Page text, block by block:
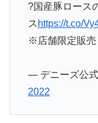
?国産豚ロース
ス https://t.co/
※店舗限定販売
— デニーズ公
2022